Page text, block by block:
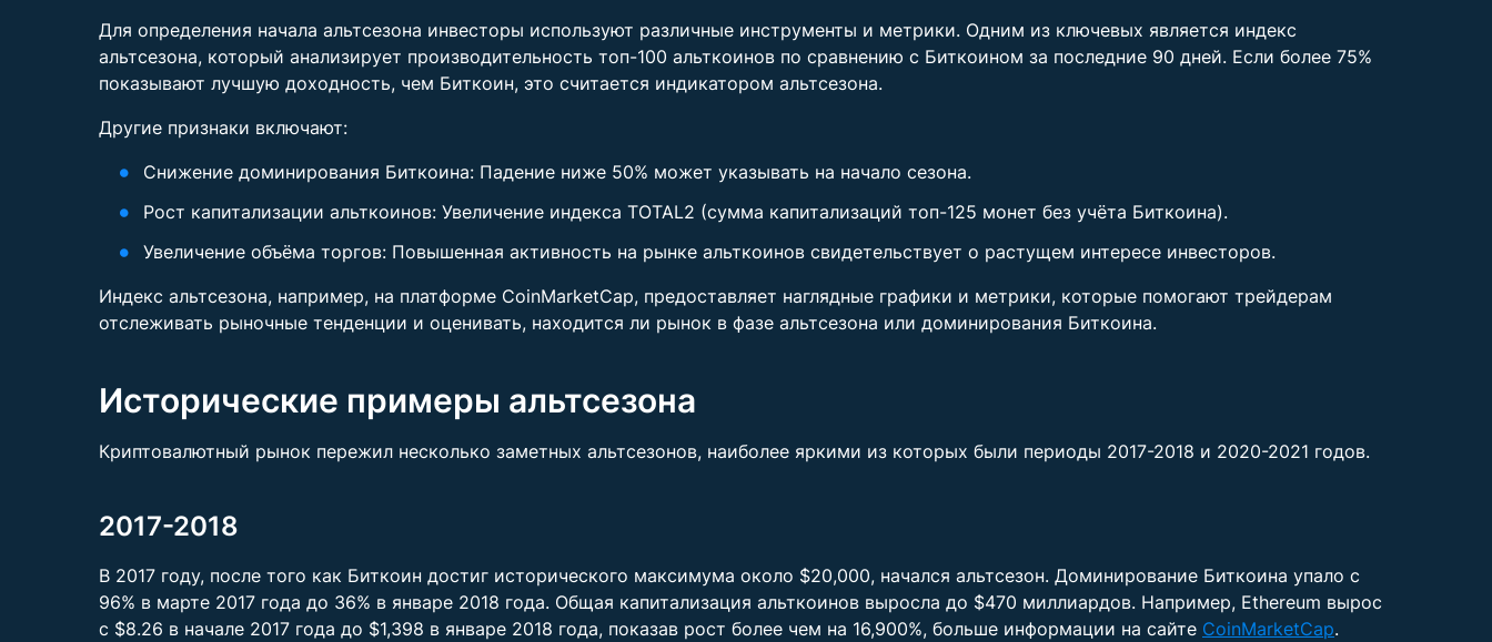
Для определения начала альтсезона инвесторы используют различные инструменты и метрики. Одним из ключевых является индекс
альтсезона, который анализирует производительность топ-100 альткоинов по сравнению с Биткоином за последние 90 дней. Если более 75%
показывают лучшую доходность, чем Биткоин, это считается индикатором альтсезона.
Другие признаки включают:
Снижение доминирования Биткоина: Падение ниже 50% может указывать на начало сезона.
Рост капитализации альткоинов: Увеличение индекса TOTAL2 (сумма капитализаций топ-125 монет без учёта Биткоина).
Увеличение объёма торгов: Повышенная активность на рынке альткоинов свидетельствует о растущем интересе инвесторов.
Индекс альтсезона, например, на платформе CoinMarketCap, предоставляет наглядные графики и метрики, которые помогают трейдерам
отслеживать рыночные тенденции и оценивать, находится ли рынок в фазе альтсезона или доминирования Биткоина.
Исторические примеры альтсезона
Криптовалютный рынок пережил несколько заметных альтсезонов, наиболее яркими из которых были периоды 2017-2018 и 2020-2021 годов.
2017-2018
В 2017 году, после того как Биткоин достиг исторического максимума около $20,000, начался альтсезон. Доминирование Биткоина упало с
96% в марте 2017 года до 36% в январе 2018 года. Общая капитализация альткоинов выросла до $470 миллиардов. Например, Ethereum вырос
с $8.26 в начале 2017 года до $1,398 в январе 2018 года, показав рост более чем на 16,900%, больше информации на сайте CoinMarketCap.